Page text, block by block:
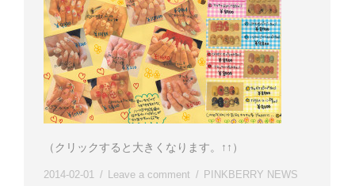
（クリックすると大きくなります。↑↑）
2014-02-01 Leave a comment
PINKBERRY NEWS